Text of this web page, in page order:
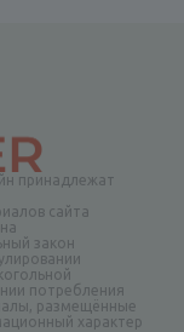
принадлежат
сайта
закон
потребления
размещённые
характер